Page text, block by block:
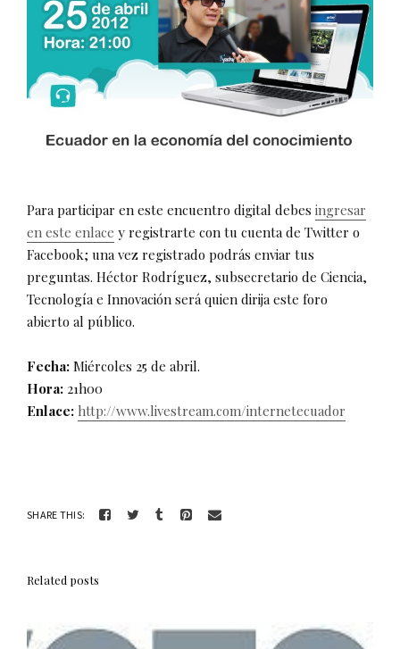
Para participar en este encuentro digital debes ingresar
en este enlace y registrarte con tu cuenta de Twitter o
Facebook; una vez registrado podrás enviar tus
preguntas. Héctor Rodríguez, subsecretario de Ciencia,
Tecnología e Innovación será quien dirija este foro
abierto al público.
Fecha: Miércoles 25 de abril.
Hora: 21h00
Enlace: http://www.livestream.com/internetecuador
SHARE THIS:
Related posts